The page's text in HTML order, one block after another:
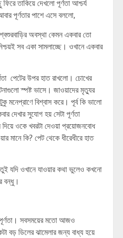
তাকিয়ে দেখলো পূর্ণতা আশ্চর্য
পূর্ণতার পাশে এসে বললো,
অবস্থা কেমন একবার তো
সব একা সামলাচ্ছে। ওখানে একবার
পেটের উপর হাত রাখলো। চোখের
স্পষ্ট ভাসে। জাওয়াদের মৃত্যুর
মনেপ্রাণে বিশ্বাস করে। পূর্ব কি ভালো
দেখার সুযোগ হয় সেটা পূর্ণতা
দিয়ে ওকে খবরটা দেওয়া প্রয়োজনবোধ
মানে কি? পেট থেকে ধীরেধীরে হাত
যদি ওখানে যাওয়ার কথা ভুলেও কখনো
বন্ধু।
পূর্ণতা। সবসময়ের মতো আজও
বড় ডিলের ঝামেলার জন্য বাধ্য হয়ে